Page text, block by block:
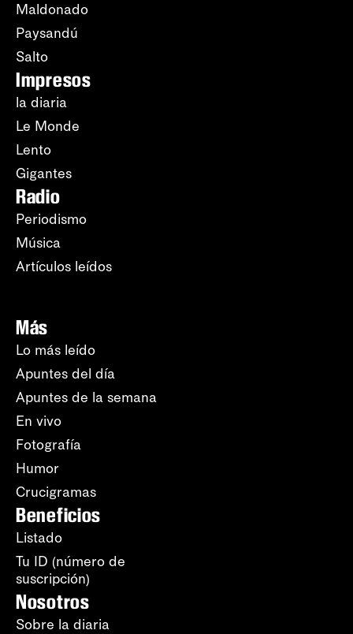
Maldonado
Paysandú
Salto
Impresos
la diaria
Le Monde
Lento
Gigantes
Radio
Periodismo
Música
Artículos leídos
Más
Lo más leído
Apuntes del día
Apuntes de la semana
En vivo
Fotografía
Humor
Crucigramas
Beneficios
Listado
Tu ID (número de
suscripción)
Nosotros
Sobre la diaria